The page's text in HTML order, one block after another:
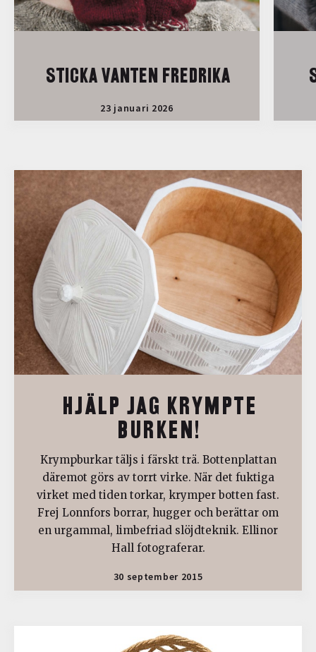
STICKA VANTEN FREDRIKA
23 januari 2026
HJÄLP JAG KRYMPTE
BURKEN!
Krympburkar täljs i färskt trä. Bottenplattan
däremot görs av torrt virke. När det fuktiga
virket med tiden torkar, krymper botten fast.
Frej Lonnfors borrar, hugger och berättar om
en urgammal, limbefriad slöjdteknik. Ellinor
Hall fotograferar.
30 september 2015